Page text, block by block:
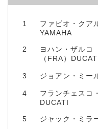
1
ファビオ・クア
YAMAHA
2
ヨハン・ザルコ
（FRA）
3 ジョアン・ミー
4
フランチェスコ
DUCATI
5 ジャック・ミラ